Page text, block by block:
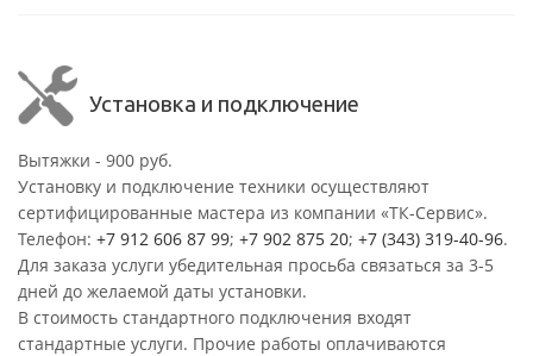
Установка и подключение
Вытяжки - 900 руб.
Установку и подключение техники осуществляют
сертифицированные мастера из компании «ТК-Сервис».
Телефон: +7 912 606 87 99; +7 902 875 20; +7 (343) 319-40-96.
Для заказа услуги убедительная просьба связаться за 3-5
дней до желаемой даты установки.
В стоимость стандартного подключения входят
стандартные услуги. Прочие работы оплачиваются